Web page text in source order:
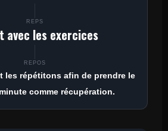
REPS
avec les exercices
REPOS
les répétitons afin de prendre le
comme récupération.